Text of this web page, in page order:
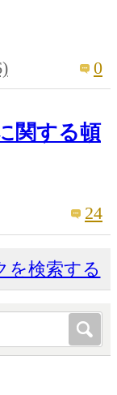
0
関する頓
24
を検索する